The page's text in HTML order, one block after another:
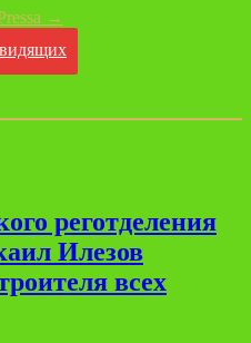
→
реготделения
Илезов
всех